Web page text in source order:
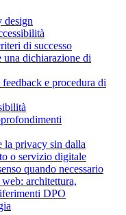
design
di successo
una dichiarazione di
e procedura di
la privacy sin dalla
o servizio digitale
quando necessario
architettura,
DPO